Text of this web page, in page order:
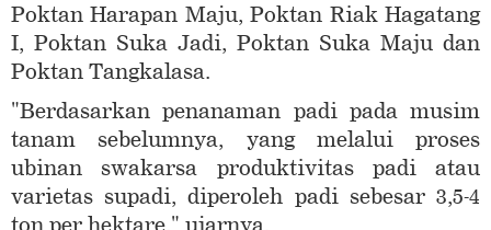
Poktan Harapan Maju, Poktan Riak Hagatang
I, Poktan Suka Jadi, Poktan Suka Maju dan
Poktan Tangkalasa.
"Berdasarkan penanaman padi pada musim
tanam sebelumnya, yang melalui proses
ubinan swakarsa produktivitas padi atau
varietas supadi, diperoleh padi sebesar 3,5-4
ton per hektare," ujarnya.